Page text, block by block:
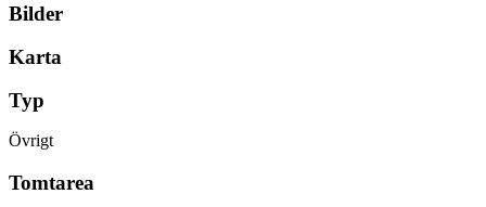
Bilder
Karta
Typ
Övrigt
Tomtarea